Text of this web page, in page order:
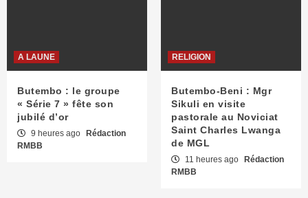
A LAUNE
Butembo : le groupe
« Série 7 » fête son
jubilé d’or
9 heures ago Rédaction
RMBB
RELIGION
Butembo-Beni : Mgr
Sikuli en visite
pastorale au Noviciat
Saint Charles Lwanga
de MGL
11 heures ago Rédaction
RMBB